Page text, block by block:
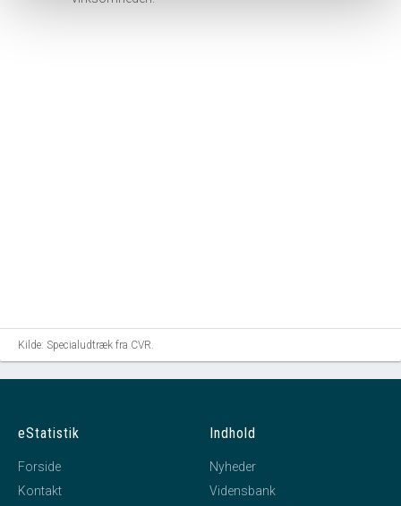
Kilde: Specialudtræk fra CVR.
eStatistik
Forside
Kontakt
Indhold
Nyheder
Vidensbank